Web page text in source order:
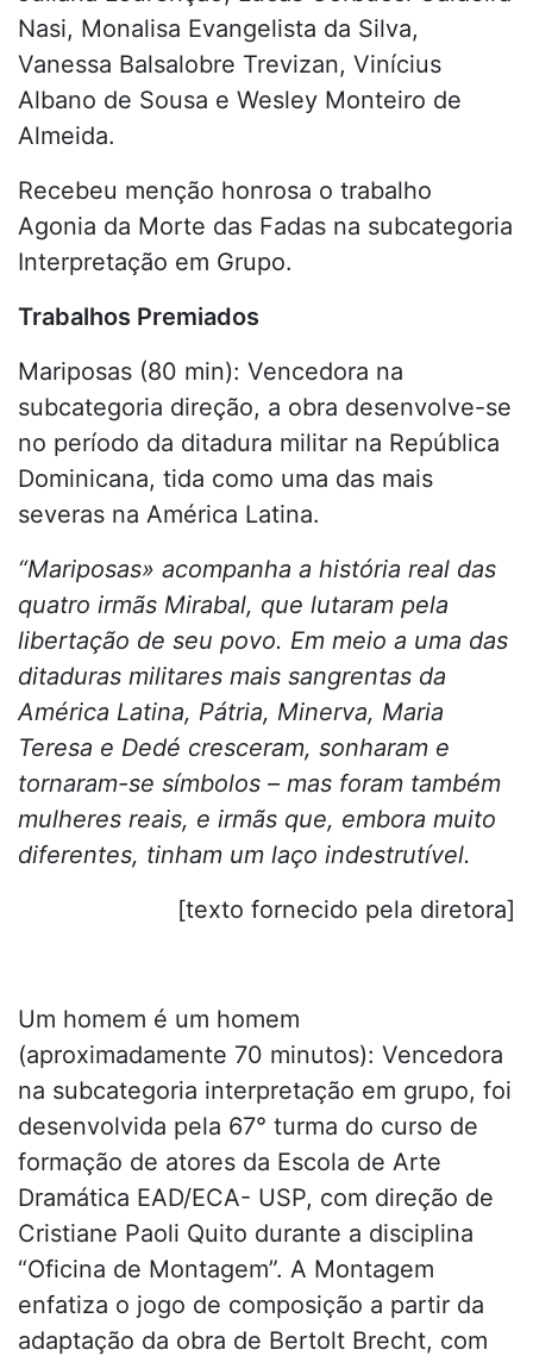
Nasi, Monalisa Evangelista da Silva,
Vanessa Balsalobre Trevizan, Vinícius
Albano de Sousa e Wesley Monteiro de
Almeida.
Recebeu menção honrosa o trabalho
Agonia da Morte das Fadas na subcategoria
Interpretação em Grupo.
Trabalhos Premiados
Mariposas (80 min): Vencedora na
subcategoria direção, a obra desenvolve-se
no período da ditadura militar na República
Dominicana, tida como uma das mais
severas na América Latina.
“Mariposas» acompanha a história real das
quatro irmãs Mirabal, que lutaram pela
libertação de seu povo. Em meio a uma das
ditaduras militares mais sangrentas da
América Latina, Pátria, Minerva, Maria
Teresa e Dedé cresceram, sonharam e
tornaram-se símbolos – mas foram também
mulheres reais, e irmãs que, embora muito
diferentes, tinham um laço indestrutível.
[texto fornecido pela diretora]
Um homem é um homem
(aproximadamente 70 minutos): Vencedora
na subcategoria interpretação em grupo, foi
desenvolvida pela 67° turma do curso de
formação de atores da Escola de Arte
Dramática EAD/ECA- USP, com direção de
Cristiane Paoli Quito durante a disciplina
“Oficina de Montagem”. A Montagem
enfatiza o jogo de composição a partir da
adaptação da obra de Bertolt Brecht, com